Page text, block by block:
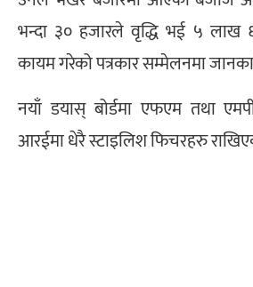
भन्दा ३० हजारले वृद्धि भई ५ लाख
कायम गरेको पत्रकार सम्मेलनमा
नयाँ डयास् बोर्डमा एफएम तथा
आरईमा धेरै स्टाइलिश फिचरहरु